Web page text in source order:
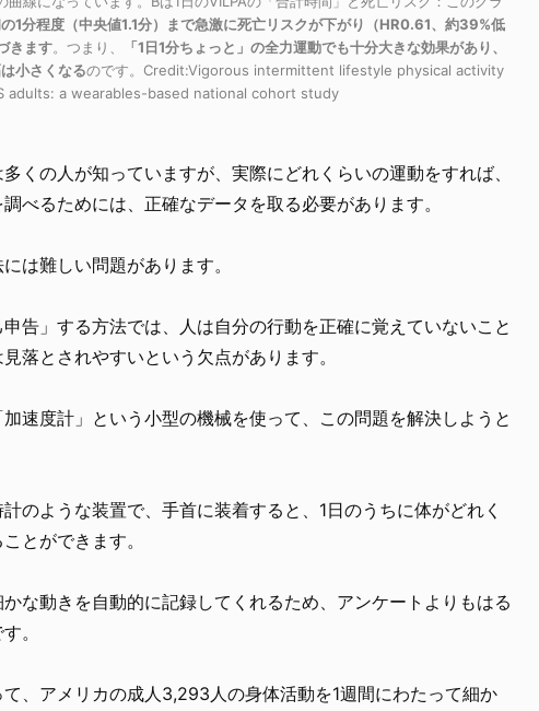
1分程度（中央値1.1分）まで急激に死亡リスクが下がり（HR0.61、約39%低
きます。つまり、
「1日1分ちょっと」の全力運動でも十分大きな効果があり、
小さくなるのです。Credit:Vigorous intermittent lifestyle physical activity
adults: a wearables-based national cohort study
くの人が知っていますが、実際にどれくらいの運動をすれば、
べるためには、正確なデータを取る必要があります。
は難しい問題があります。
告」する方法では、人は自分の行動を正確に覚えていないこと
落とされやすいという欠点があります。
速度計」という小型の機械を使って、この問題を解決しようと
のような装置で、手首に装着すると、1日のうちに体がどれく
とができます。
な動きを自動的に記録してくれるため、アンケートよりもはる
。
、アメリカの成人3,293人の身体活動を1週間にわたって細か